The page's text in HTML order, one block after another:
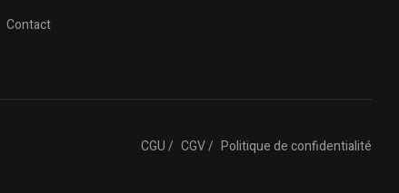
Contact
CGU / CGV / Politique de confidentialité